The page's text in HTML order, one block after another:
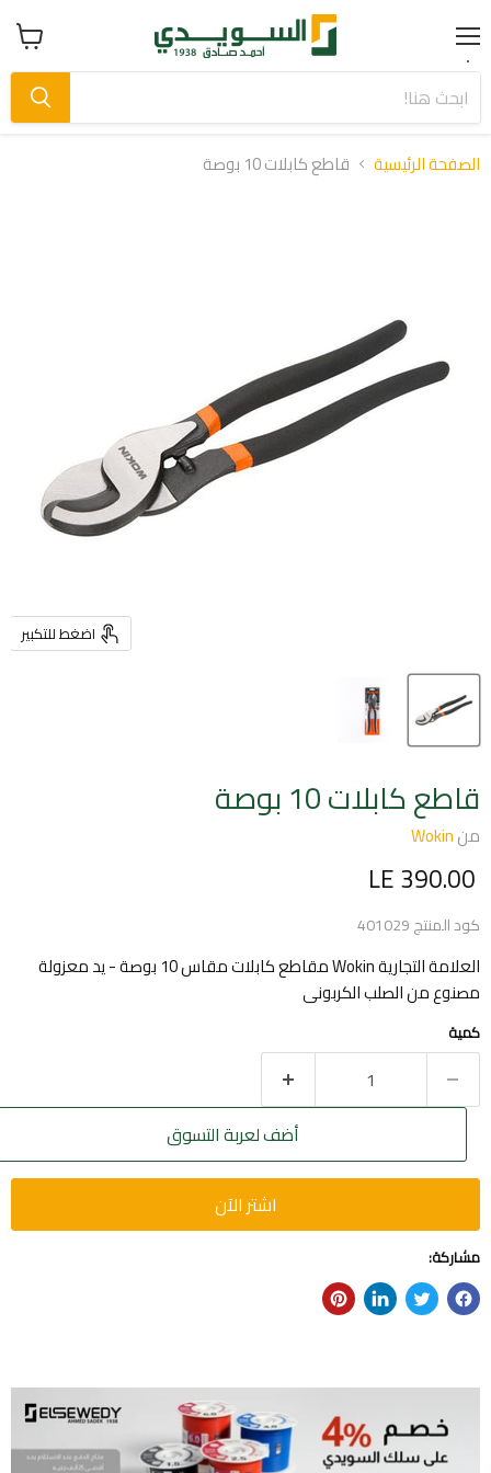
Menu عرض
سلة
الصفحة الرئيسية قاطع كابلات 10 بوصة
اضغط للتكبير
قاطع كابلات 10 بوصة
منWokin
السعر الحالي
LE 390.00
كود المنتج401029
العلامة التجارية Wokin مقاطع كابلات مقاس 10 بوصة - يد معزولة
مصنوع من الصلب الكربونى
كمية
أضف لعربة التسوق
اشتر الآن
مشاركة: